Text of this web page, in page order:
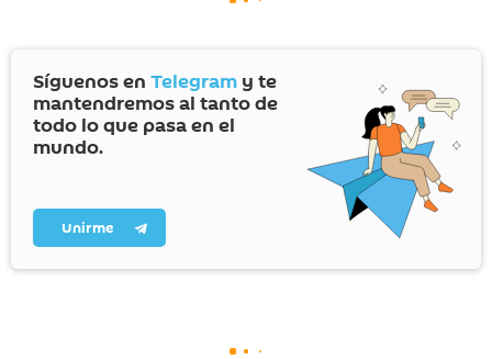
Síguenos en Telegram y te
mantendremos al tanto de
todo lo que pasa en el
mundo.
Unirme